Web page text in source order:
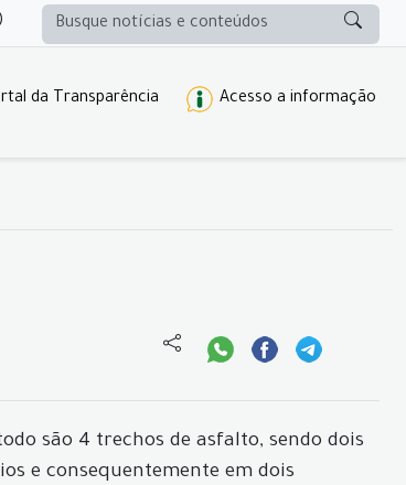
da Transparência Acesso a informação
são 4 trechos de asfalto, sendo dois
e consequentemente em dois